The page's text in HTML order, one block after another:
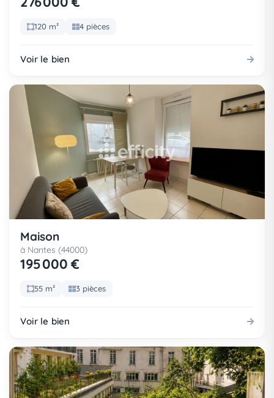
120 m² 4 pièces
Voir le bien
Maison
à Nantes (44000)
195 000 €
55 m² 3 pièces
Voir le bien